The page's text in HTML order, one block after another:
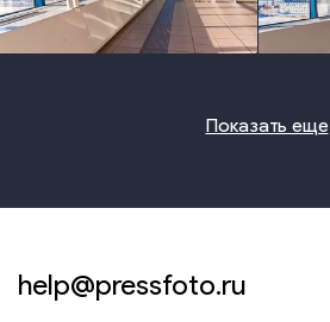
photo
Показать еще
help@pressfoto.ru